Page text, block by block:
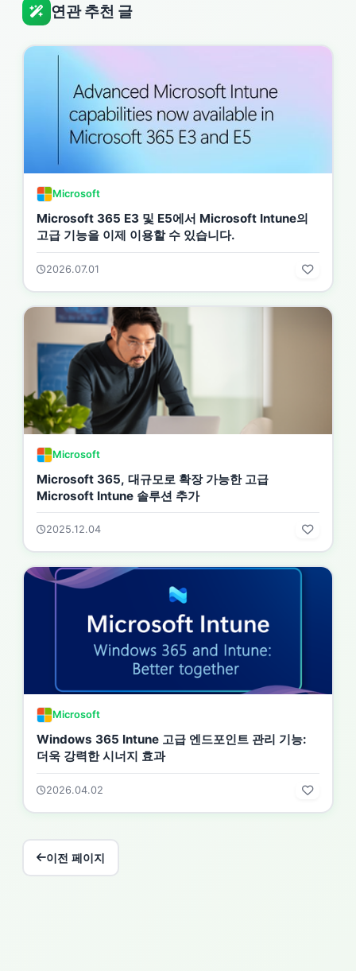
연관 추천 글
Microsoft
Microsoft 365 E3 및 E5에서 Microsoft Intune의
고급 기능을 이제 이용할 수 있습니다.
2026.07.01
Microsoft
Microsoft 365, 대규모로 확장 가능한 고급
Microsoft Intune 솔루션 추가
2025.12.04
Microsoft
Windows 365 Intune 고급 엔드포인트 관리 기능:
더욱 강력한 시너지 효과
2026.04.02
이전 페이지